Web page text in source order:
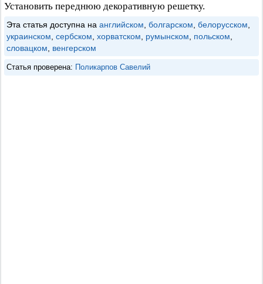
Установить переднюю декоративную решетку.
Эта статья доступна на английском болгарском белорусском
украинском сербском хорватском румынском польском
словацком
венгерском
Статья проверена: Поликарпов Савелий